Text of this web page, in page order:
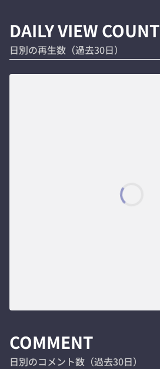
DAILY VIEW COUNT
日別の再生数（過去30日）
COMMENT
日別のコメント数（過去30日）